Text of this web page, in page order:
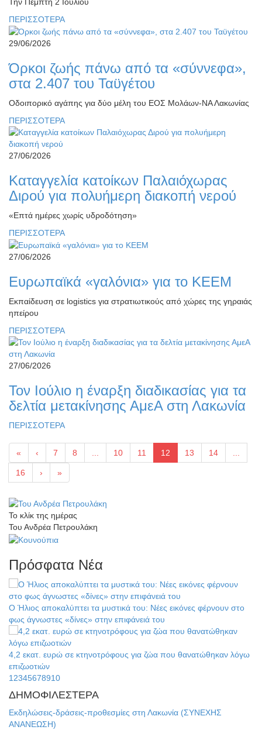
ΠΕΡΙΣΣΟΤΕΡΑ
29/06/2026
Όρκοι ζωής πάνω από τα «σύννεφα»,
στα 2.407 του Ταϋγέτου
Οδοιπορικό αγάπης για δύο μέλη του ΕΟΣ Μολάων-ΝΑ Λακωνίας
ΠΕΡΙΣΣΟΤΕΡΑ
27/06/2026
Καταγγελία κατοίκων Παλαιόχωρας
Διρού για πολυήμερη διακοπή νερού
«Επτά ημέρες χωρίς υδροδότηση»
ΠΕΡΙΣΣΟΤΕΡΑ
27/06/2026
Ευρωπαϊκά «γαλόνια» για το ΚΕΕΜ
Εκπαίδευση σε logistics για στρατιωτικούς από χώρες της γηραιάς
ηπείρου
ΠΕΡΙΣΣΟΤΕΡΑ
27/06/2026
Τον Ιούλιο η έναρξη διαδικασίας για τα
δελτία μετακίνησης ΑμεΑ στη Λακωνία
ΠΕΡΙΣΣΟΤΕΡΑ
« ‹ 7 8 10 11 12 13 14
16 › »
Το κλίκ της ημέρας
Του Ανδρέα Πετρουλάκη
Πρόσφατα Νέα
Ο Ήλιος αποκαλύπτει τα μυστικά του: Νέες εικόνες φέρνουν στο
φως άγνωστες «δίνες» στην επιφάνειά του
4,2 εκατ. ευρώ σε κτηνοτρόφους για ζώα που θανατώθηκαν λόγω
επιζωοτιών
Η ψυχολογία της ανατροπής στο ποδόσφαιρο
Ένα «ταξίδι» τέχνης και χρωμάτων στη Νεάπολη
1 2345678910
ΔΗΜΟΦΙΛΕΣΤΕΡΑ
Εκδηλώσεις-δράσεις-προθεσμίες στη Λακωνία (ΣΥΝΕΧΗΣ
ΑΝΑΝΕΩΣΗ)